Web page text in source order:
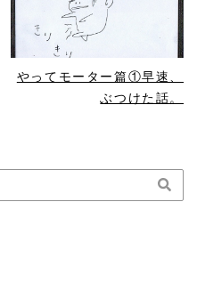
READ MORE
やってモーター篇①早速、
ぶつけた話。